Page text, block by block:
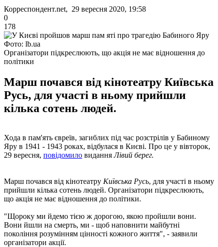
Корреспондент.net, 29 вересня 2020, 19:58
0
178
Фото: lb.ua
Організатори підкреслюють, що акція не має відношення до
політики
Марш почався від кінотеатру Київська
Русь, для участі в ньому прийшли
кілька сотень людей.
Хода в пам'ять євреїв, загиблих під час розстрілів у Бабиному
Яру в 1941 - 1943 роках, відбулася в Києві. Про це у вівторок,
29 вересня, повідомило виданняЛівий берег.
Марш почався від кінотеатру Київська Русь, для участі в ньому
прийшли кілька сотень людей. Організатори підкреслюють,
що акція не має відношення до політики.
"Щороку ми йдемо тією ж дорогою, якою пройшли вони.
Вони йшли на смерть, ми - щоб наповнити майбутні
покоління розумінням цінності кожного життя", - заявили
організатори акції.